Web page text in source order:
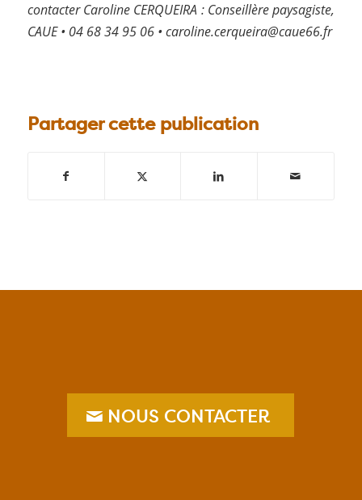
contacter Caroline CERQUEIRA : Conseillère paysagiste,
CAUE • ‭04 68 34 95 06‬ • caroline.cerqueira@caue66.fr
Partager cette publication
NOUS CONTACTER